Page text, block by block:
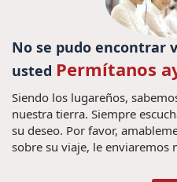
Viagem barata
vietnam,vacaciones
Hoian,viajar a
Mianmar (1) ,
vacaciones en
vietname tailandia
mianmar (1) ,
No se pudo encontrar
usted Permítanos
Siendo los lugareños,
nuestra tierra. Siempre
su deseo. Por favor,
sobre su viaje, le enviaremos